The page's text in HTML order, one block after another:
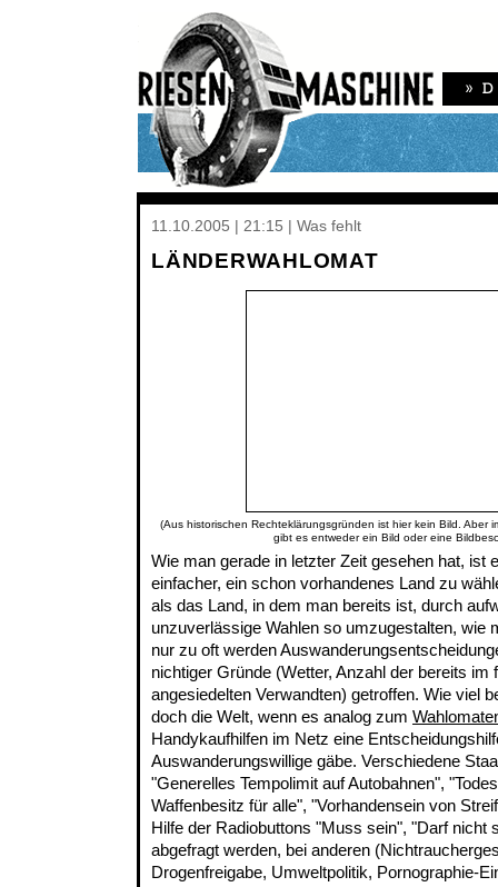
11.10.2005 | 21:15 | Was fehlt
LÄNDERWAHLOMAT
(Aus historischen Rechteklärungsgründen ist hier kein Bild. Aber
gibt es entweder ein Bild oder eine
Wie man gerade in letzter Zeit gesehen hat, ist
einfacher, ein schon vorhandenes Land zu
als das Land, in dem man bereits ist, durch
unzuverlässige Wahlen so umzugestalten, wie
nur zu oft werden
nichtiger Gründe (Wetter, Anzahl der bereits im
angesiedelten Verwandten) getroffen. Wie viel
doch die Welt, wenn es analog zum
Handykaufhilfen im Netz eine
Auswanderungswillige gäbe. Verschiedene
"Generelles Tempolimit auf Autobahnen",
Waffenbesitz für alle", "Vorhandensein von
Hilfe der Radiobuttons "Muss sein", "Darf nicht
abgefragt werden, bei anderen
Drogenfreigabe, Umweltpolitik, Pornographie-